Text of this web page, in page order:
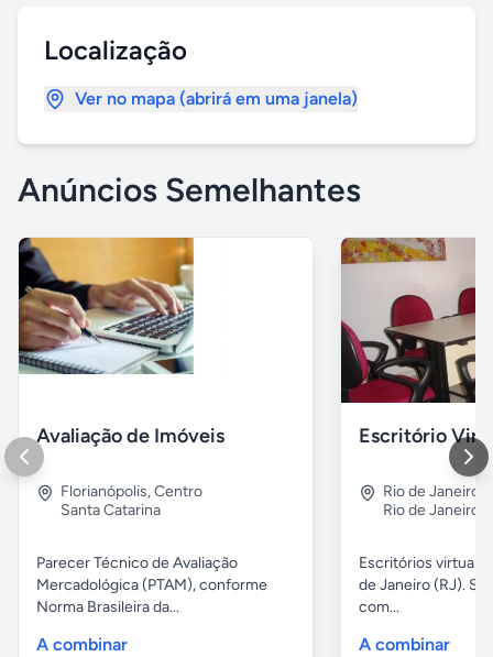
Localização
Ver no mapa (abrirá em uma janela)
Anúncios Semelhantes
Avaliação de Imóveis
Florianópolis,Centro
Santa Catarina
Parecer Técnico de Avaliação
Mercadológica (PTAM), conforme
Norma Brasileira da...
A combinar
Escritório
Rio de Janeiro
Rio de Janeiro
Escritórios virtuais
de Janeiro (RJ).
com...
A combinar